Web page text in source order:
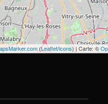
(Leaflet/icons) | Carte: ©